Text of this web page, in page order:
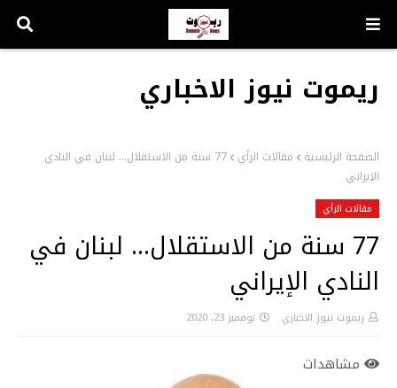
ريموت نيوز الاخباري
الصفحة الرئيسية مقالات الرأي
77 سنة من الاستقلال… لبنان في النادي
الإيراني
مقالات الرأي
77 سنة من الاستقلال… لبنان في
النادي الإيراني
ريموت نيوز الاخباري نوفمبر 23, 2020
مشاهدات